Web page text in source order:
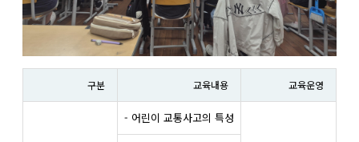
구분 교육내용 교육운영
- 어린이 교통사고의 특성